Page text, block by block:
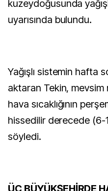
kuzeydoğusunda
uyarısında bulundu.
Yağışlı sistemin hafta
aktaran Tekin,
hava sıcaklığının
hissedilir derecede
söyledi.
ÜÇ BÜYÜKŞEHİRDE